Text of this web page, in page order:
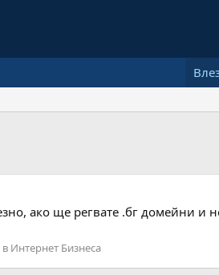
ако ще регвате .бг домейни и
в Интернет Бизнеса